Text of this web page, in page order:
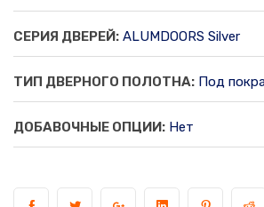
СЕРИЯ ДВЕРЕЙ: ALUMDOORS Silver
ТИП ДВЕРНОГО ПОЛОТНА: Под
ДОБАВОЧНЫЕ ОПЦИИ: Нет